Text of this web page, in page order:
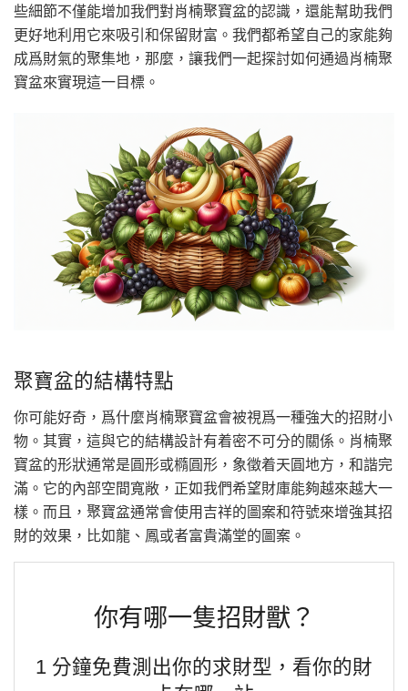
些細節不僅能增加我們對肖楠聚寶盆的認識，還能幫助我們
更好地利用它來吸引和保留財富。我們都希望自己的家能夠
成爲財氣的聚集地，那麼，讓我們一起探討如何通過肖楠聚
寶盆來實現這一目標。
聚寶盆的結構特點
你可能好奇，爲什麼肖楠聚寶盆會被視爲一種強大的招財小
物。其實，這與它的結構設計有着密不可分的關係。肖楠聚
寶盆的形狀通常是圓形或橢圓形，象徵着天圓地方，和諧完
滿。它的內部空間寬敞，正如我們希望財庫能夠越來越大一
樣。而且，聚寶盆通常會使用吉祥的圖案和符號來增強其招
財的效果，比如龍、鳳或者富貴滿堂的圖案。
你有哪一隻招財獸？
1 分鐘免費測出你的求財型，看你的財